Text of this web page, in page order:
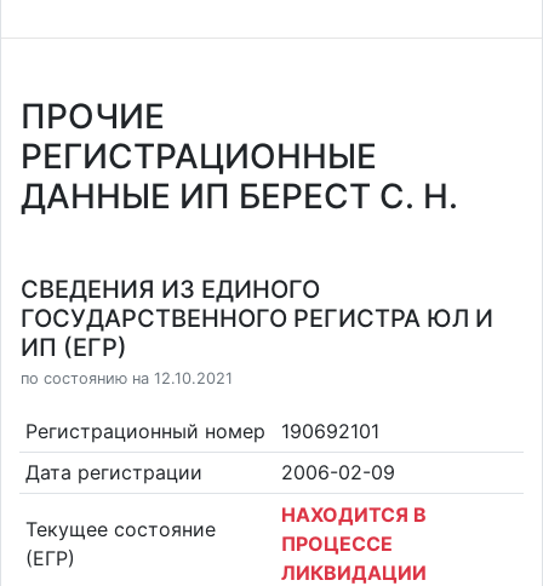
ПРОЧИЕ
РЕГИСТРАЦИОННЫЕ
ДАННЫЕ ИП БЕРЕСТ С. Н.
СВЕДЕНИЯ ИЗ ЕДИНОГО
ГОСУДАРСТВЕННОГО РЕГИСТРА ЮЛ И
ИП (ЕГР)
по состоянию на 12.10.2021
Регистрационный номер
190692101
Дата регистрации
2006-02-09
Текущее состояние
(ЕГР)
НАХОДИТСЯ В
ПРОЦЕССЕ
ЛИКВИДАЦИИ